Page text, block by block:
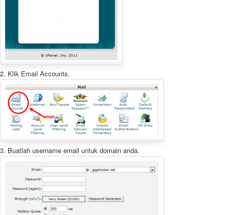
2. Klik Email Accounts.
3. Buatlah username email untuk domain anda.